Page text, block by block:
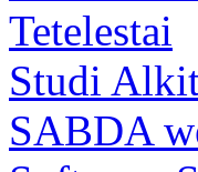
Tetelestai
Studi
SABDA